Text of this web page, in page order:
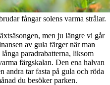
fångar solens varma strålar.
men ju längre vi går
av gula färger när man
paradrabatterna, liksom
färgskalan. Den ena halvan
andra tar fasta på gula och röda
du besöker parken.